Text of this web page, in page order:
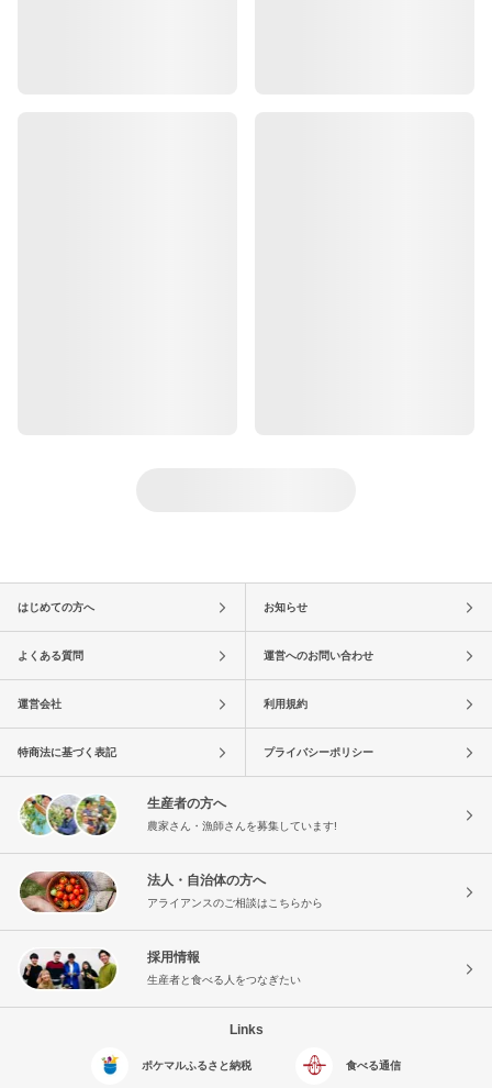
はじめての方へ お知らせ
よくある質問 運営へのお問い合わせ
運営会社 利用規約
特商法に基づく表記 プライバシーポリシー
生産者の方へ
農家さん・漁師さんを募集しています!
法人・自治体の方へ
アライアンスのご相談はこちらから
採用情報
生産者と食べる人をつなぎたい
Links
ポケマルふるさと納税 食べる通信